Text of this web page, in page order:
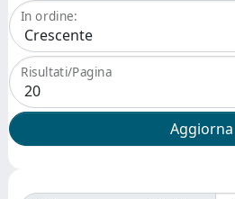
In ordine:
Risultati/Pagina